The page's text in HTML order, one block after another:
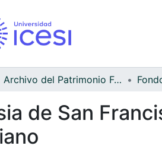
Archivo del Patrimonio Fotográfico y Fílmico del Valle del Cauca
de San